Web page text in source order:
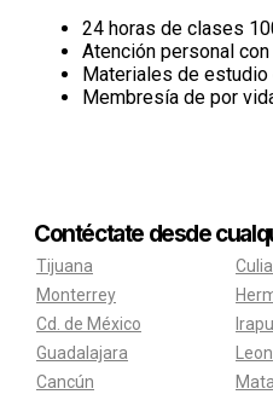
24 horas de clases
Atención personal
Materiales de
Membresía de por
Contéctate desde
Tijuana
Monterrey
Cd. de México
Guadalajara
Cancún
Leon